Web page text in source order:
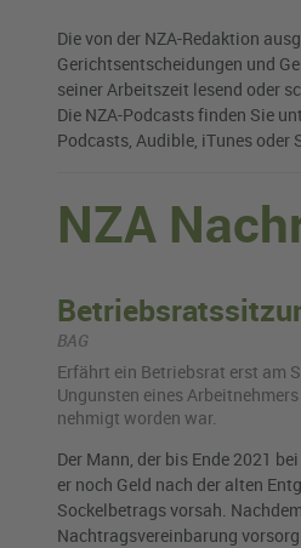
Die von der NZA-Redaktion
Gerichtsentscheidungen und
seiner Arbeitszeit lesend oder
Die NZA-Podcasts finden Sie
Podcasts, Audible, iTunes oder
NZA
BAG
Er­fährt ein Be­triebs­rat erst am
Un­guns­ten eines
neh­migt wor­den war.
Der Mann, der bis Ende 2021
er noch Geld nach der alten
Sockelbetrags vorsah.
Nachtragsvereinbarung